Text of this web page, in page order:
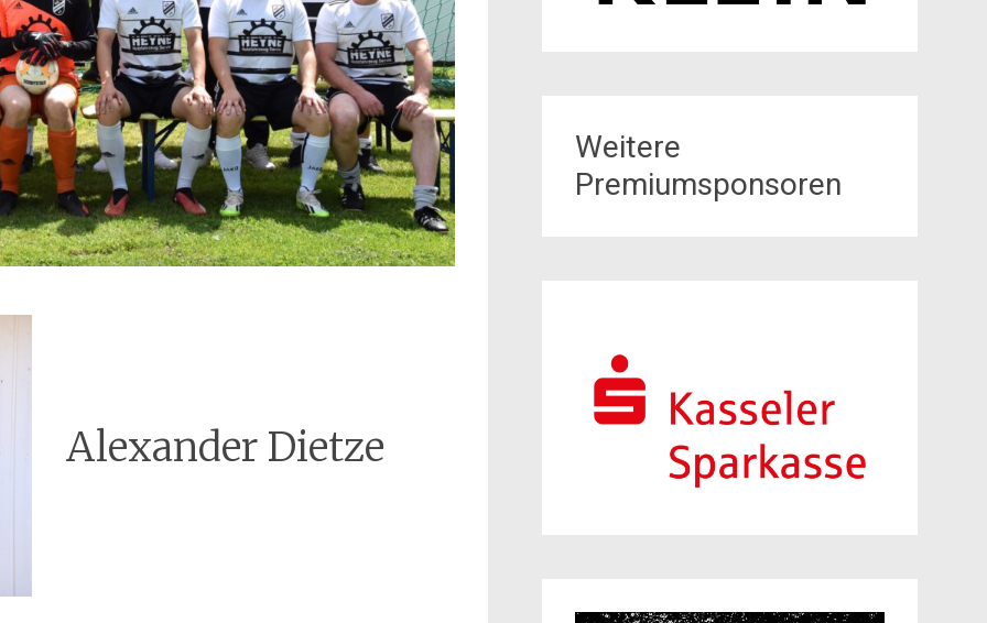
Alexander Dietze
Weitere
Premiumsponsoren